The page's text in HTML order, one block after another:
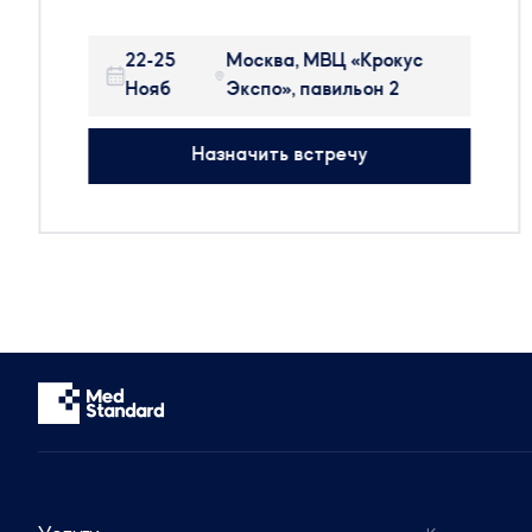
фармацевтических препаратов, БАДов,
препаратов крови и косметики.
На выставке будут присутствовать:
314 участников
25 стран мира
актуальную информацию и провести
консультации по регуляторным вопросам.
Пишите: info@medstandard.ru или в Direct
22-25
Нояб
Москва, МВЦ «Крокус
Экспо», павильон 2
Назначить встречу